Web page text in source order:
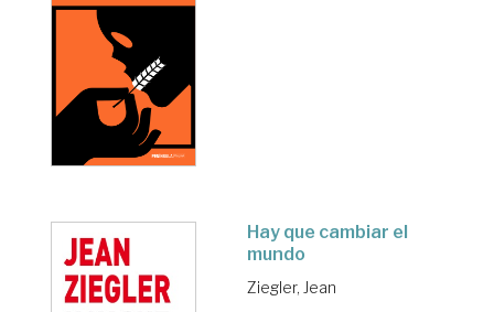
Hay que cambiar el
mundo
Ziegler, Jean